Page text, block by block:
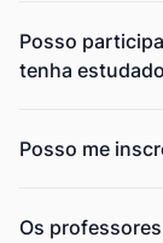
Posso
tenha
Posso me
Os